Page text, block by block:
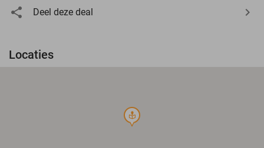
Deel deze deal
Locaties
course